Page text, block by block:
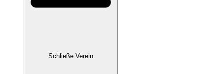
Schließe Verein